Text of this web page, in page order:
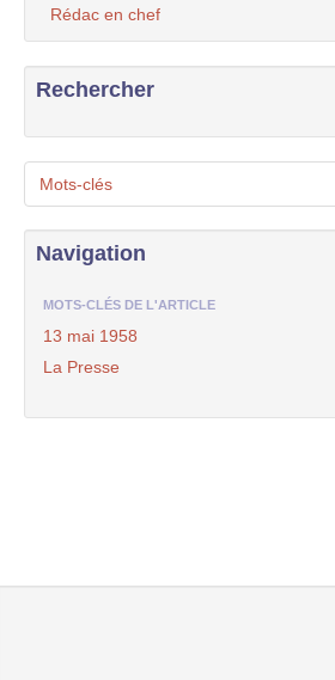
Rédac en chef
Rechercher
Mots-clés
Navigation
MOTS-CLÉS DE L'ARTICLE
13 mai 1958
La Presse